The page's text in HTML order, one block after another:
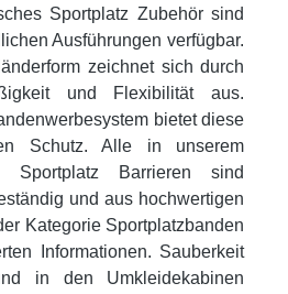
Sportplatz Zubehör sind
Ausführungen verfügbar.
zeichnet sich durch
und Flexibilität aus.
bietet diese
Schutz. Alle in unserem
Sportplatz Barrieren sind
und aus hochwertigen
Kategorie Sportplatzbanden
Informationen. Sauberkeit
in den Umkleidekabinen